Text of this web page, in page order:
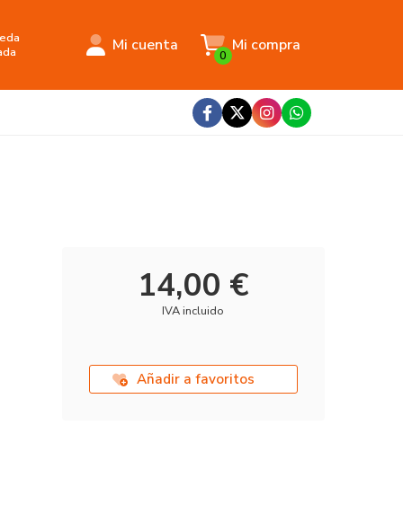
Mi cuenta Mi compra
0
14,00 €
IVA incluido
Añadir a favoritos